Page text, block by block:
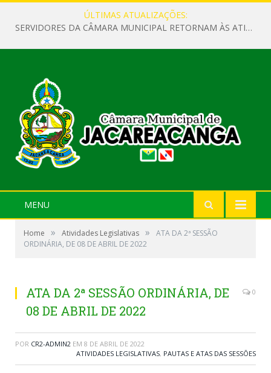
ÚLTIMAS ATUALIZAÇÕES:
SERVIDORES DA CÂMARA MUNICIPAL RETORNAM ÀS ATIVIDADES APÓS O RECESSO PARLAMENTAR
MENU
Home » Atividades Legislativas »
ATA DA 2ª SESSÃO
ORDINÁRIA, DE 08 DE ABRIL DE 2022
ATA DA 2ª SESSÃO ORDINÁRIA, DE
08 DE ABRIL DE 2022
0
POR CR2-ADMIN2 EM 8 DE ABRIL DE 2022
ATIVIDADES LEGISLATIVAS, PAUTAS E ATAS DAS SESSÕES